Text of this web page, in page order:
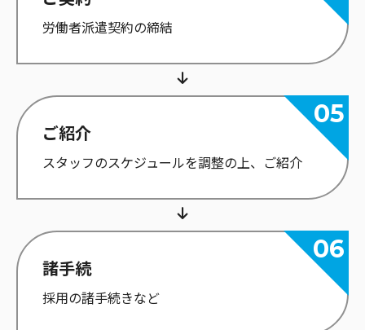
労働者派遣契約の締結
ご紹介
スタッフのスケジュールを調整の上、ご紹介
諸手続
採用の諸手続きなど